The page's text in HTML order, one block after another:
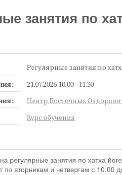
занятия по
Регулярные занятия по
21.07.2026 10.00 - 11.30
Центр Восточных
Курс обучения
регулярные занятия по хатха
по вторникам и четвергам с 10.00